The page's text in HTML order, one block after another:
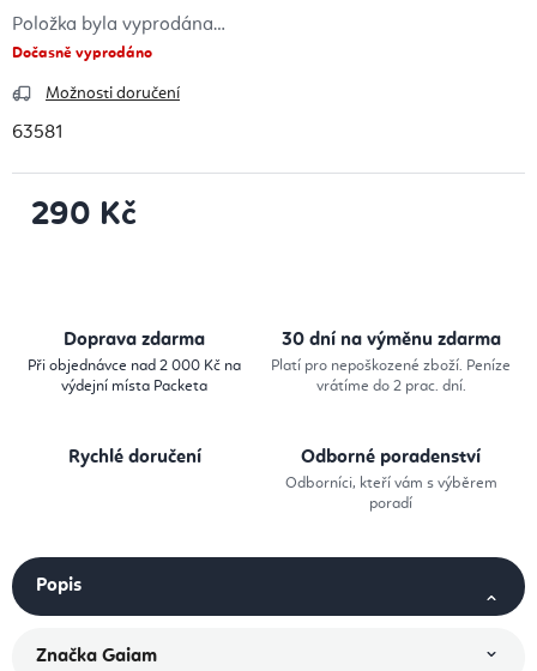
Položka byla vyprodána…
Dočasně vyprodáno
Možnosti doručení
63581
290 Kč
Doprava zdarma
Při objednávce nad 2 000 Kč na
výdejní místa Packeta
30 dní na výměnu zdarma
Platí pro nepoškozené zboží. Peníze
vrátíme do 2 prac. dní.
Rychlé doručení Odborné poradenství
Odborníci, kteří vám s výběrem
poradí
Popis
Značka Gaiam